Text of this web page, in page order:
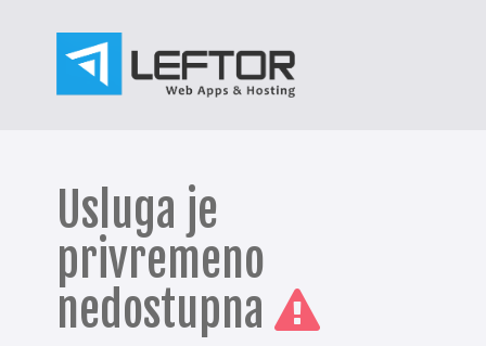
Usluga je
privremeno
nedostupna